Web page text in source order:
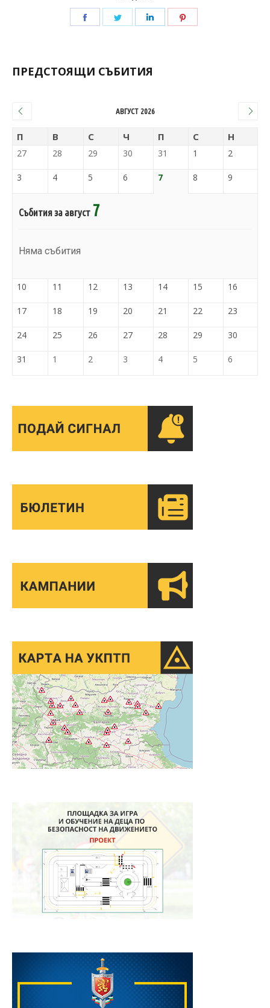
ПРЕДСТОЯЩИ СЪБИТИЯ
АВГУСТ 2026
П В С Ч П С Н
27 28 29 30 31 1 2
3 4 5 6 7 8 9
Събития за август 7
Няма събития
10 11 12 13 14 15 16
17 18 19 20 21 22 23
24 25 26 27 28 29 30
31 1 2 3 4 5 6